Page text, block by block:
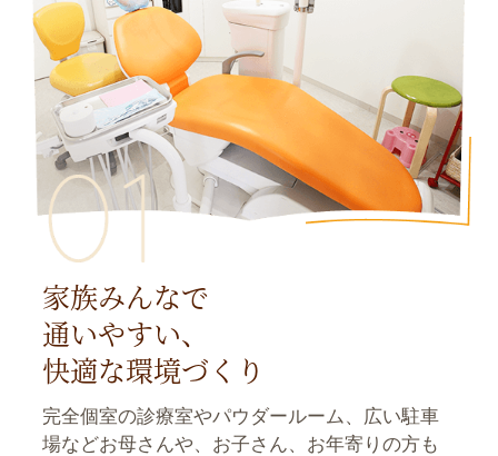
家族みんなで
通いやすい、
快適な環境づくり
完全個室の診療室やパウダールーム、広い駐車
場などお母さんや、お子さん、お年寄りの方も